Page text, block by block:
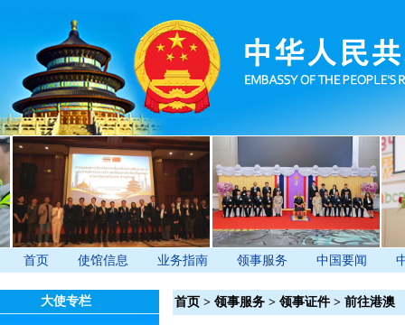
首页 使馆信息 业务指南 领事服务 中国要闻
大使专栏 首页 > 领事服务 > 领事证件> 前往港澳